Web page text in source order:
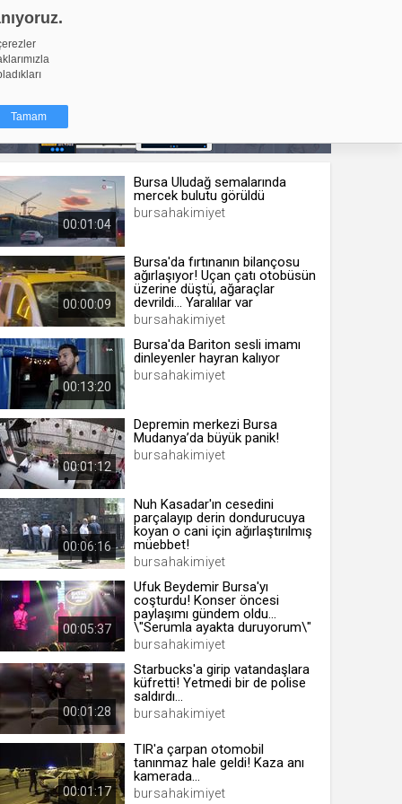
Tamam
küçük
İzniniz şu
hale
bir
Türü
yıl
yıl
00:01:04
Bursa Uludağ semalarında
mercek bulutu görüldü
bursahakimiyet
00:00:09
Bursa'da fırtınanın bilançosu
ağırlaşıyor! Uçan çatı otobüsün
üzerine düştü, ağaraçlar
devrildi... Yaralılar var
bursahakimiyet
00:13:20
Bursa'da Bariton sesli imamı
dinleyenler hayran kalıyor
bursahakimiyet
00:01:12
Depremin merkezi Bursa
Mudanya’da büyük panik!
bursahakimiyet
00:06:16
Nuh Kasadar'ın cesedini
parçalayıp derin dondurucuya
koyan o cani için ağırlaştırılmış
müebbet!
bursahakimiyet
00:05:37
Ufuk Beydemir Bursa'yı
coşturdu! Konser öncesi
paylaşımı gündem oldu...
\"Serumla ayakta duruyorum\"
bursahakimiyet
00:01:28
Starbucks'a girip vatandaşlara
küfretti! Yetmedi bir de polise
saldırdı...
bursahakimiyet
00:01:17
TIR'a çarpan otomobil
tanınmaz hale geldi! Kaza anı
kamerada...
bursahakimiyet